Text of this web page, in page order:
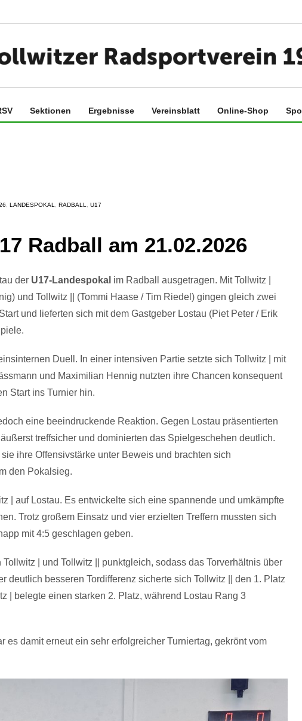
Sektionen Ergebnisse Vereinsblatt Online-Shop
LANDESPOKAL RADBALL U17
Radball am 21.02.2026
der U17-Landespokal im Radball ausgetragen. Mit Tollwitz |
und Tollwitz || (Tommi Haase / Tim Riedel) gingen gleich zwei
und lieferten sich mit dem Gastgeber Lostau (Piet Peter / Erik
Duell. In einer intensiven Partie setzte sich Tollwitz | mit
und Maximilian Hennig nutzten ihre Chancen konsequent
Start ins Turnier hin.
eine beeindruckende Reaktion. Gegen Lostau präsentierten
treffsicher und dominierten das Spielgeschehen deutlich.
ihre Offensivstärke unter Beweis und brachten sich
den Pokalsieg.
| auf Lostau. Es entwickelte sich eine spannende und umkämpfte
Trotz großem Einsatz und vier erzielten Treffern mussten sich
mit 4:5 geschlagen geben.
| und Tollwitz || punktgleich, sodass das Torverhältnis über
deutlich besseren Tordifferenz sicherte sich Tollwitz || den 1. Platz
| belegte einen starken 2. Platz, während Lostau Rang 3
es damit erneut ein sehr erfolgreicher Turniertag, gekrönt vom